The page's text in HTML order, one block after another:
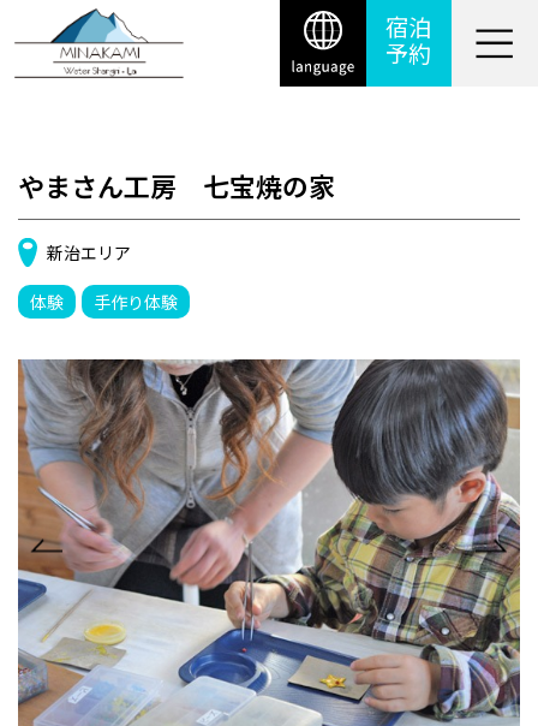
宿泊
予約
やまさん工房 七宝焼の家
新治エリア
体験 手作り体験